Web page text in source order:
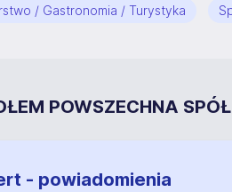
/ Gastronomia / Turystyka
POWSZECHNA
- powiadomienia